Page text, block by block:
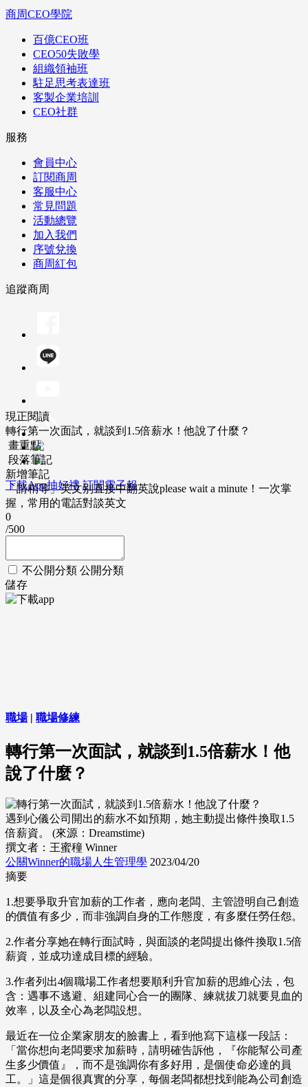
商周CEO學院
百億CEO班
CEO50失敗學
組織領袖班
駐足思考表達班
客製企業培訓
CEO社群
服務
會員中心
訂閱商周
客服中心
常見問題
活動總覽
加入我們
序號兌換
商周紅包
追蹤商周
下載App抽好禮 訂閱電子報
現正閱讀
轉行第一次面試，就談到1.5倍薪水！他說了什麼？
畫重點
段落筆記
新增筆記
「請稍等」英文別直接中翻英說please wait a minute！一次掌
握，常用的電話對談英文
0
/500
不公開分類 公開分類
儲存
職場| 職場修練
轉行第一次面試，就談到1.5倍薪水！他
說了什麼？
遇到心儀公司開出的薪水不如預期，她主動提出條件換取1.5
倍薪資。 (來源：Dreamstime)
撰文者：王蜜穜 Winner
公關Winner的職場人生管理學 2023/04/20
摘要
1.想要爭取升官加薪的工作者，應向老闆、主管證明自己創造
的價值有多少，而非強調自身的工作態度，有多麼任勞任怨。
2.作者分享她在轉行面試時，與面談的老闆提出條件換取1.5倍
薪資，並成功達成目標的經驗。
3.作者列出4個職場工作者想要順利升官加薪的思維心法，包
含：遇事不逃避、組建同心合一的團隊、練就拔刀就要見血的
效率，以及全心為老闆設想。
最近在一位企業家朋友的臉書上，看到他寫下這樣一段話：
「當你想向老闆要求加薪時，請明確告訴他，『你能幫公司產
生多少價值』，而不是強調你有多好用，是個使命必達的員
工。」這是個很真實的分享，每個老闆都想找到能為公司創造